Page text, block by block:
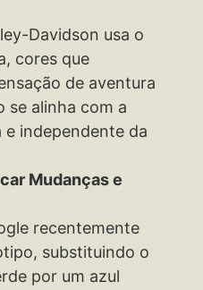
Davidson usa o
cores que
de aventura
se alinha com a
e independente da
Mudanças e
recentemente
substituindo o
por um azul